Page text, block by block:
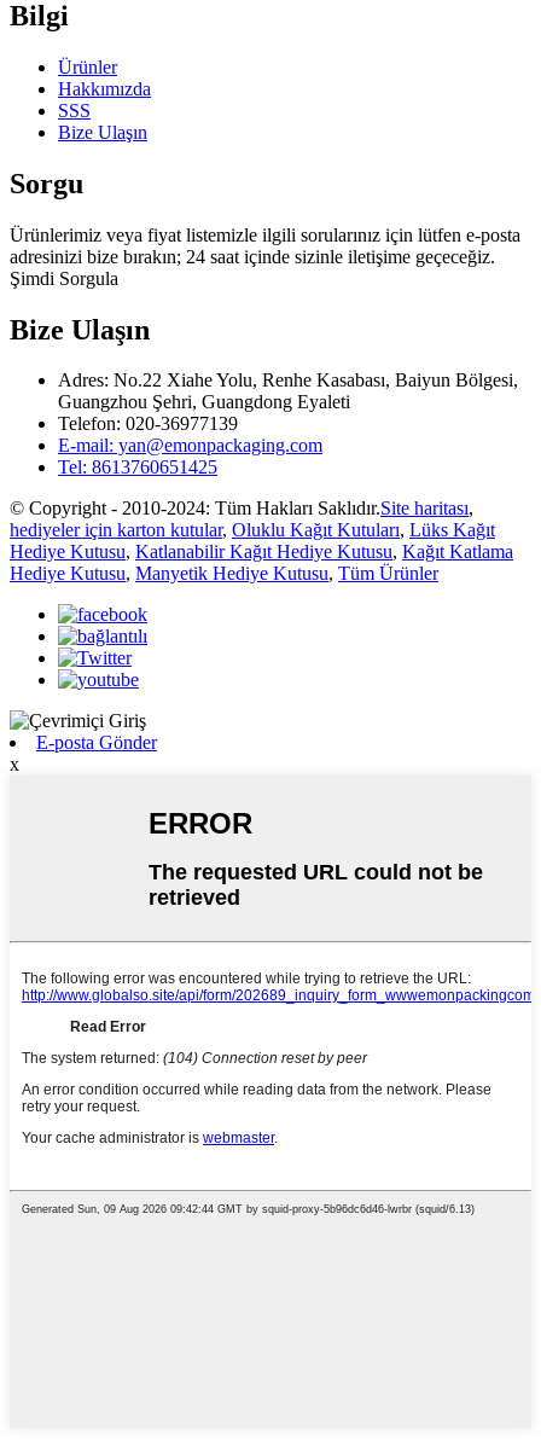
Bilgi
Ürünler
Hakkımızda
SSS
Bize Ulaşın
Sorgu
Ürünlerimiz veya fiyat listemizle ilgili sorularınız için lütfen e-posta
adresinizi bize bırakın; 24 saat içinde sizinle iletişime geçeceğiz.
Şimdi Sorgula
Bize Ulaşın
Adres: No.22 Xiahe Yolu, Renhe Kasabası, Baiyun Bölgesi,
Guangzhou Şehri, Guangdong Eyaleti
Telefon: 020-36977139
E-mail: yan@emonpackaging.com
Tel: 8613760651425
© Copyright - 2010-2024: Tüm Hakları Saklıdır.Site haritası,
hediyeler için karton kutular, Oluklu Kağıt Kutuları, Lüks Kağıt
Hediye Kutusu, Katlanabilir Kağıt Hediye Kutusu, Kağıt Katlama
Hediye Kutusu, Manyetik Hediye Kutusu, Tüm Ürünler
E-posta Gönder
x